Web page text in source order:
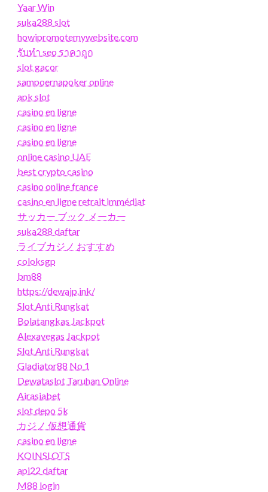
Yaar Win
suka288 slot
howipromotemywebsite.com
รับทํา seo ราคาถูก
slot gacor
sampoernapoker online
apk slot
casino en ligne
casino en ligne
casino en ligne
online casino UAE
best crypto casino
casino online france
casino en ligne retrait immédiat
サッカー ブック メーカー
suka288 daftar
ライブカジノ おすすめ
coloksgp
bm88
https://dewajp.ink/
Slot Anti Rungkat
Bolatangkas Jackpot
Alexavegas Jackpot
Slot Anti Rungkat
Gladiator88 No 1
Dewataslot Taruhan Online
Airasiabet
slot depo 5k
カジノ 仮想通貨
casino en ligne
KOINSLOTS
api22 daftar
M88 login